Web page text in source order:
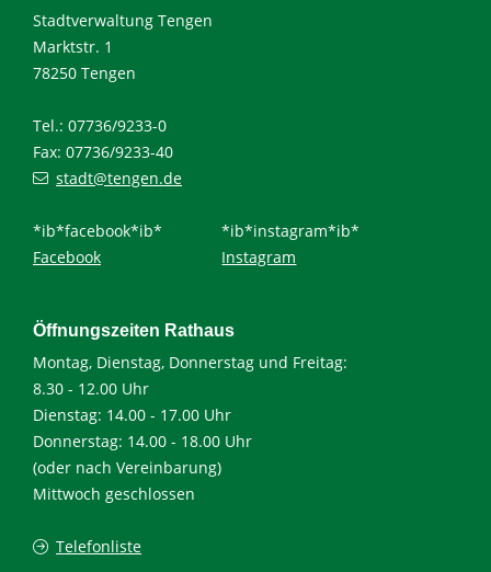
Stadtverwaltung Tengen
Marktstr. 1
78250 Tengen
Tel.: 07736/9233-0
Fax: 07736/9233-40
stadt@tengen.de
*ib*facebook*ib*
Facebook
*ib*instagram*ib*
Instagram
Öffnungszeiten Rathaus
Montag, Dienstag, Donnerstag und Freitag:
8.30 - 12.00 Uhr
Dienstag: 14.00 - 17.00 Uhr
Donnerstag: 14.00 - 18.00 Uhr
(oder nach Vereinbarung)
Mittwoch geschlossen
Telefonliste